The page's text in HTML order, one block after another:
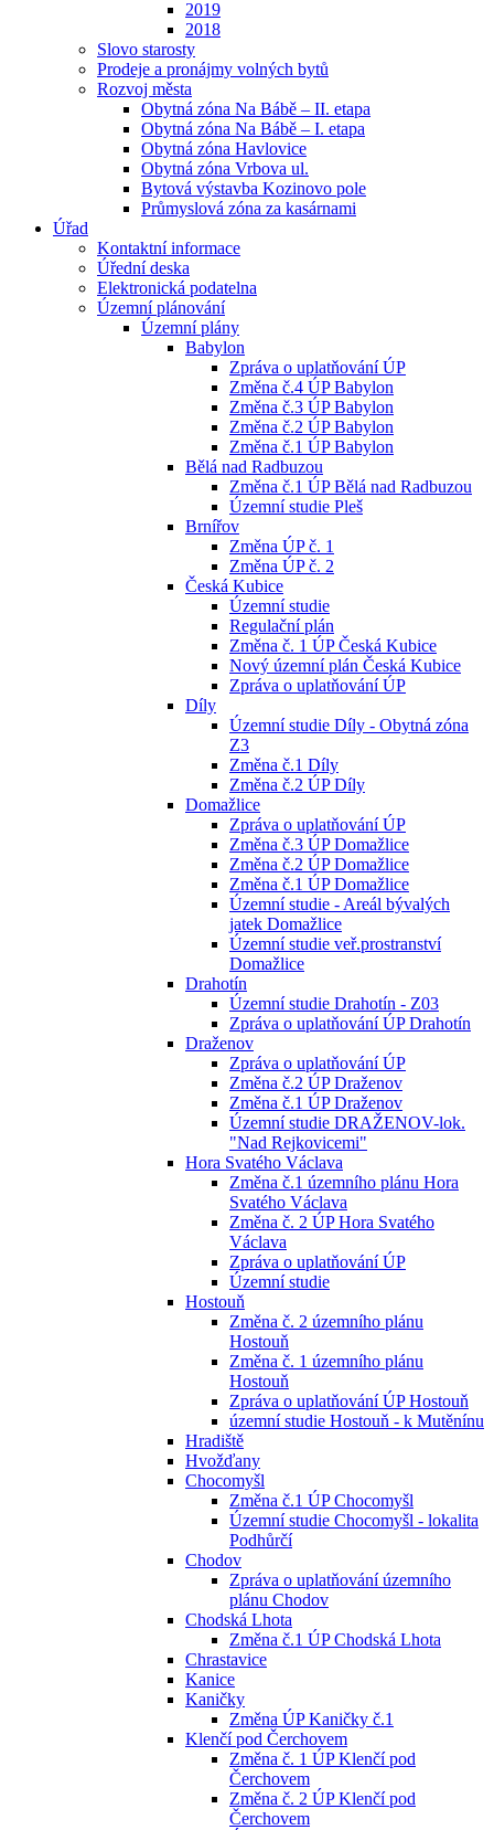
2019
2018
Slovo starosty
Prodeje a pronájmy volných bytů
Rozvoj města
Obytná zóna Na Bábě – II. etapa
Obytná zóna Na Bábě – I. etapa
Obytná zóna Havlovice
Obytná zóna Vrbova ul.
Bytová výstavba Kozinovo pole
Průmyslová zóna za kasárnami
Úřad
Kontaktní informace
Úřední deska
Elektronická podatelna
Územní plánování
Územní plány
Babylon
Zpráva o uplatňování ÚP
Změna č.4 ÚP Babylon
Změna č.3 ÚP Babylon
Změna č.2 ÚP Babylon
Změna č.1 ÚP Babylon
Bělá nad Radbuzou
Změna č.1 ÚP Bělá nad Radbuzou
Územní studie Pleš
Brnířov
Změna ÚP č. 1
Změna ÚP č. 2
Česká Kubice
Územní studie
Regulační plán
Změna č. 1 ÚP Česká Kubice
Nový územní plán Česká Kubice
Zpráva o uplatňování ÚP
Díly
Územní studie Díly - Obytná zóna
Z3
Změna č.1 Díly
Změna č.2 ÚP Díly
Domažlice
Zpráva o uplatňování ÚP
Změna č.3 ÚP Domažlice
Změna č.2 ÚP Domažlice
Změna č.1 ÚP Domažlice
Územní studie - Areál bývalých
jatek Domažlice
Územní studie veř.prostranství
Domažlice
Drahotín
Územní studie Drahotín - Z03
Zpráva o uplatňování ÚP Drahotín
Draženov
Zpráva o uplatňování ÚP
Změna č.2 ÚP Draženov
Změna č.1 ÚP Draženov
Územní studie DRAŽENOV-lok.
"Nad Rejkovicemi"
Hora Svatého Václava
Změna č.1 územního plánu Hora
Svatého Václava
Změna č. 2 ÚP Hora Svatého
Václava
Zpráva o uplatňování ÚP
Územní studie
Hostouň
Změna č. 2 územního plánu
Hostouň
Změna č. 1 územního plánu
Hostouň
Zpráva o uplatňování ÚP Hostouň
územní studie Hostouň - k Mutěnínu
Hradiště
Hvožďany
Chocomyšl
Změna č.1 ÚP Chocomyšl
Územní studie Chocomyšl - lokalita
Podhůrčí
Chodov
Zpráva o uplatňování územního
plánu Chodov
Chodská Lhota
Změna č.1 ÚP Chodská Lhota
Chrastavice
Kanice
Kaničky
Změna ÚP Kaničky č.1
Klenčí pod Čerchovem
Změna č. 1 ÚP Klenčí pod
Čerchovem
Změna č. 2 ÚP Klenčí pod
Čerchovem